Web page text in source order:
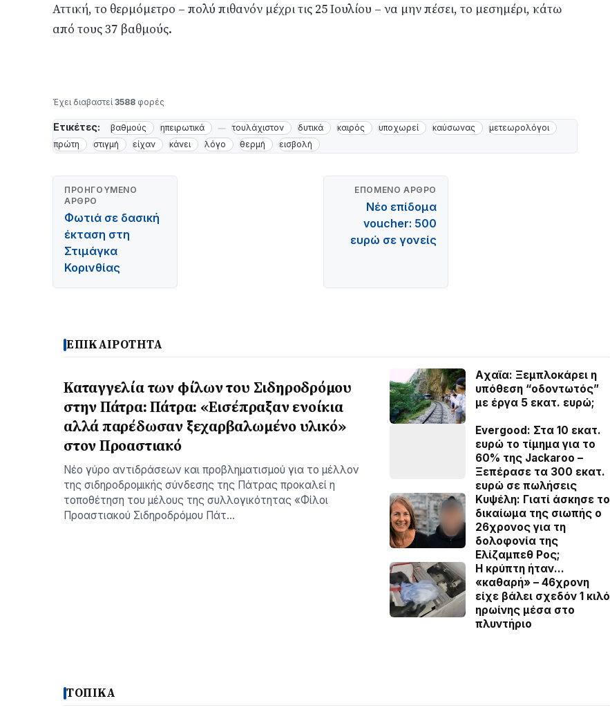
Αττική, το θερμόμετρο – πολύ πιθανόν μέχρι τις 25 Ιουλίου – να μην πέσει, το μεσημέρι, κάτω
από τους 37 βαθμούς.
Έχει διαβαστεί 3588 φορές
Ετικέτες: βαθμούς ηπειρωτικά τουλάχιστον δυτικά καιρός υποχωρεί καύσωνας
μετεωρολόγοι
πρώτη
στιγμή είχαν κάνει λόγο θερμή εισβολή
ΠΡΟΗΓΟΎΜΕΝΟ
ΆΡΘΡΟ
Φωτιά σε δασική
έκταση στη
Στιμάγκα
Κορινθίας
ΕΠΌΜΕΝΟ ΆΡΘΡΟ
Νέο επίδομα
voucher: 500
ευρώ σε γονείς
ΕΠΙΚΑΙΡΟΤΗΤΑ
Καταγγελία των φίλων του Σιδηροδρόμου
στην Πάτρα: Πάτρα: «Εισέπραξαν ενοίκια
αλλά παρέδωσαν ξεχαρβαλωμένο υλικό»
στον Προαστιακό
Νέο γύρο αντιδράσεων και προβληματισμού για το μέλλον
της σιδηροδρομικής σύνδεσης της Πάτρας προκαλεί η
τοποθέτηση του μέλους της συλλογικότητας «Φίλοι
Προαστιακού Σιδηροδρόμου Πάτ…
Aχαϊα: Ξεμπλοκάρει η
υπόθεση “οδοντωτός”
με έργα 5 εκατ. ευρώ;
Evergood: Στα 10 εκατ.
ευρώ το τίμημα για το
60% της Jackaroo –
Ξεπέρασε τα 300 εκατ.
ευρώ σε πωλήσεις
Κυψέλη: Γιατί άσκησε το
δικαίωμα της σιωπής ο
26χρονος για τη
δολοφονία της
Ελίζαμπεθ Ρος;
Η κρύπτη ήταν…
«καθαρή» – 46χρονη
είχε βάλει σχεδόν 1 κιλό
ηρωίνης μέσα στο
πλυντήριο
ΤΟΠΙΚΑ